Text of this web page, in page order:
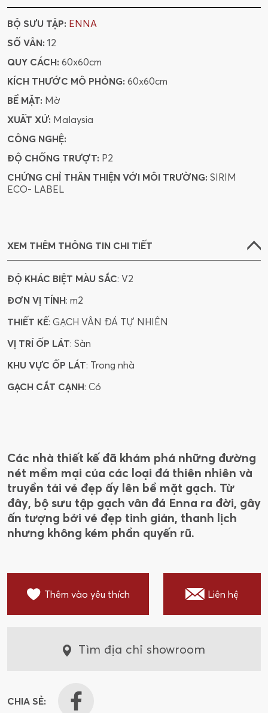
BỘ SƯU TẬP: ENNA
SỐ VÂN: 12
QUY CÁCH: 60x60cm
KÍCH THƯỚC MÔ PHỎNG: 60x60cm
BỀ MẶT: Mờ
XUẤT XỨ: Malaysia
CÔNG NGHỆ:
ĐỘ CHỐNG TRƯỢT: P2
CHỨNG CHỈ THÂN THIỆN VỚI MÔI TRƯỜNG: SIRIM
ECO- LABEL
XEM THÊM THÔNG TIN CHI TIẾT
ĐỘ KHÁC BIỆT MÀU SẮC: V2
ĐƠN VỊ TÍNH: m2
THIẾT KẾ: GẠCH VÂN ĐÁ TỰ NHIÊN
VỊ TRÍ ỐP LÁT: Sàn
KHU VỰC ỐP LÁT: Trong nhà
GẠCH CẮT CẠNH: Có
Các nhà thiết kế đã khám phá những đường
nét mềm mại của các loại đá thiên nhiên và
truyền tải vẻ đẹp ấy lên bề mặt gạch. Từ
đây, bộ sưu tập gạch vân đá Enna ra đời, gây
ấn tượng bởi vẻ đẹp tinh giản, thanh lịch
nhưng không kém phần quyến rũ.
Thêm vào yêu thích Liên hệ
Tìm địa chỉ showroom
CHIA SẺ: